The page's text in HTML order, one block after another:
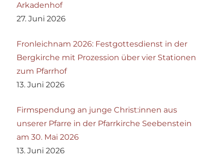
Arkadenhof
27. Juni 2026
Fronleichnam 2026: Festgottesdienst in der
Bergkirche mit Prozession über vier Stationen
zum Pfarrhof
13. Juni 2026
Firmspendung an junge Christ:innen aus
unserer Pfarre in der Pfarrkirche Seebenstein
am 30. Mai 2026
13. Juni 2026